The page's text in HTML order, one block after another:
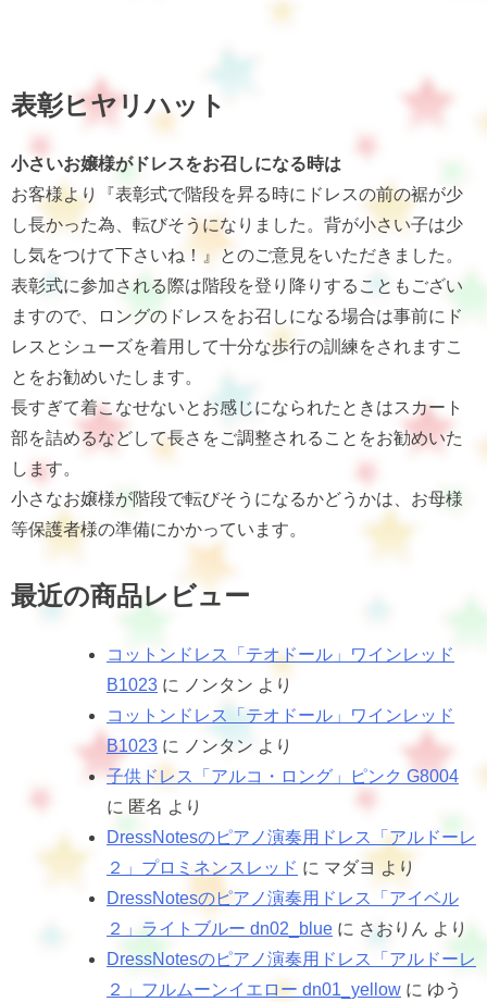
表彰ヒヤリハット
小さいお嬢様がドレスをお召しになる時は
お客様より『表彰式で階段を昇る時にドレスの前の裾が少
し長かった為、転びそうになりました。背が小さい子は少
し気をつけて下さいね！』とのご意見をいただきました。
表彰式に参加される際は階段を登り降りすることもござい
ますので、ロングのドレスをお召しになる場合は事前にド
レスとシューズを着用して十分な歩行の訓練をされますこ
とをお勧めいたします。
長すぎて着こなせないとお感じになられたときはスカート
部を詰めるなどして長さをご調整されることをお勧めいた
します。
小さなお嬢様が階段で転びそうになるかどうかは、お母様
等保護者様の準備にかかっています。
最近の商品レビュー
コットンドレス「テオドール」ワインレッド
B1023 に ノンタン より
コットンドレス「テオドール」ワインレッド
B1023 に ノンタン より
子供ドレス「アルコ・ロング」ピンク G8004
に 匿名 より
DressNotesのピアノ演奏用ドレス「アルドーレ
２」プロミネンスレッド に マダヨ より
DressNotesのピアノ演奏用ドレス「アイベル
２」ライトブルー dn02_blue に さおりん より
DressNotesのピアノ演奏用ドレス「アルドーレ
２」フルムーンイエロー dn01_yellow に ゆう